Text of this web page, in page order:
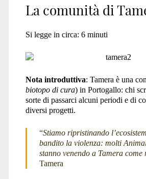
<span>non
violenza</span>
La comunità di
Si legge in circa: 6 minuti
Nota introduttiva: Tamera è una
biotopo di cura) in Portogallo: chi
sorte di passarci alcuni periodi e di
diversi progetti.
“Stiamo ripristinando
bandito la violenza: molti
stanno venendo a Tamera
Tamera